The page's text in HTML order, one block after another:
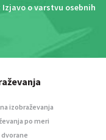
Izjavo o varstvu osebnih
izobraževanja
po meri